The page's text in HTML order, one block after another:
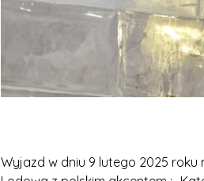
Wyjazd w dniu 9 lutego 2025 roku